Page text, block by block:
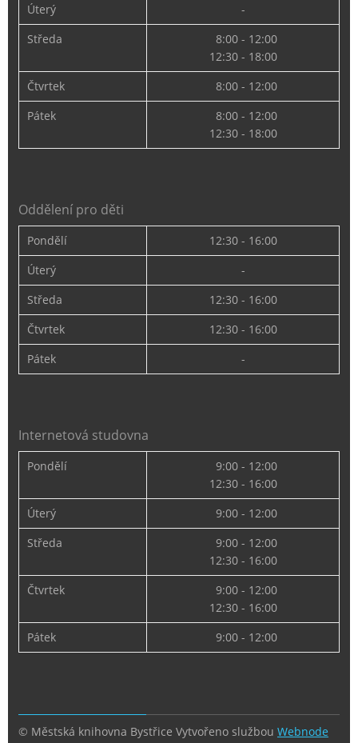
Úterý
-
Středa
8:00 - 12:00
12:30 - 18:00
Čtvrtek
8:00 - 12:00
Pátek
8:00 - 12:00
12:30 - 18:00
Oddělení pro děti
Pondělí
12:30 - 16:00
Úterý
-
Středa
12:30 - 16:00
Čtvrtek
12:30 - 16:00
Pátek
-
Internetová studovna
Pondělí
9:00 - 12:00
12:30 - 16:00
Úterý
9:00 - 12:00
Středa
9:00 - 12:00
12:30 - 16:00
Čtvrtek
9:00 - 12:00
12:30 - 16:00
Pátek
9:00 - 12:00
© Městská knihovna Bystřice Vytvořeno službou Webnode